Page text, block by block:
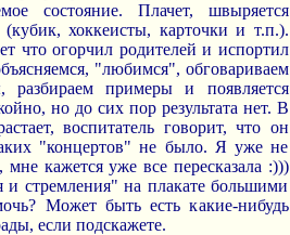
состояние. Плачет, швыряется
хоккеисты, карточки и т.п.).
что огорчил родителей и испортил
"любимся", обговариваем
примеры и появляется
но до сих пор результата нет. В
воспитатель говорит, что он
"концертов" не было. Я уже не
кажется уже все пересказала :)))
и стремления" на плакате большими
Может быть есть какие-нибудь
если подскажете.